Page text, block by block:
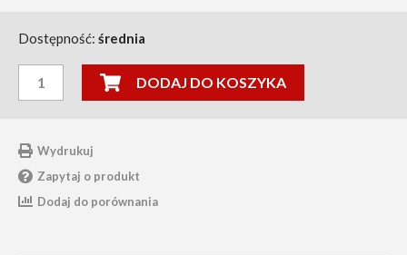
Dostępność: średnia
Wydrukuj
Zapytaj o produkt
Dodaj do porównania